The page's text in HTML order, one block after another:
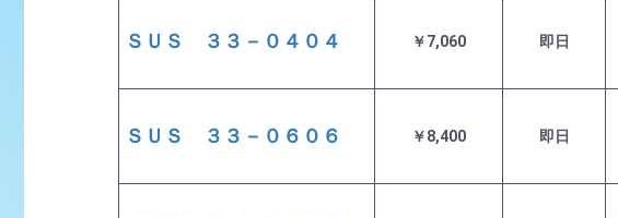
ＳＵＳ ３３－０４０４ ￥7,060 即日
ＳＵＳ ３３－０６０６ ￥8,400 即日